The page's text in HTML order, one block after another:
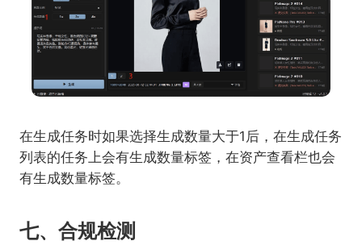
在生成任务时如果选择生成数量大于1后，在生成任务
列表的任务上会有生成数量标签，在资产查看栏也会
有生成数量标签。
七、合规检测